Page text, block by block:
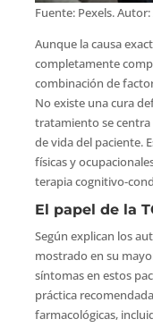
Fuente: Pexels.
Aunque la causa
completamente
combinación de
No existe una cura
tratamiento se centra
de vida del paciente.
físicas y
terapia cognitivo-
El papel de la
Según explican los
mostrado en su
síntomas en estos
práctica
farmacológicas,